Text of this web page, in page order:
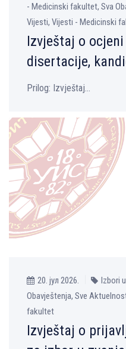
- Medicinski fakultet, Sva
Vijesti, Vijesti - Medicinski
Izvještaj o
disertacije,
Prilog: Izvještaj...
20. јул 2026.
Izbori
Obavještenja, Sve
fakultet
Izvještaj o